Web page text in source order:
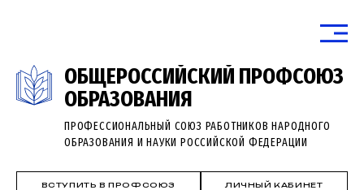
ОБЩЕРОССИЙСКИЙ ПРОФСОЮЗ
ОБРАЗОВАНИЯ
ПРОФЕССИОНАЛЬНЫЙ СОЮЗ РАБОТНИКОВ НАРОДНОГО
ОБРАЗОВАНИЯ И НАУКИ РОССИЙСКОЙ ФЕДЕРАЦИИ
ВСТУПИТЬ В ПРОФСОЮЗ ЛИЧНЫЙ КАБИНЕТ